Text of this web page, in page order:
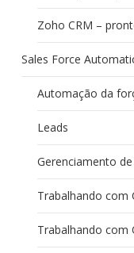
Zoho CRM –
Sales Force
Automação da
Leads
Gerenciamento
Trabalhando com
Trabalhando com